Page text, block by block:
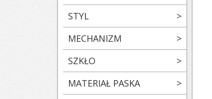
STYL
>
MECHANIZM
>
SZKŁO
>
MATERIAŁ PASKA
>